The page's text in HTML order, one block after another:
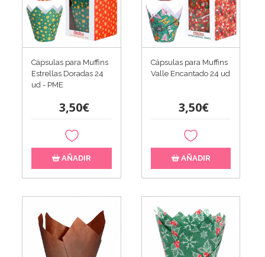
Cápsulas para Muffins
Estrellas Doradas 24
ud - PME
3,50€
AÑADIR
Cápsulas para Muffins
Valle Encantado 24 ud
3,50€
AÑADIR